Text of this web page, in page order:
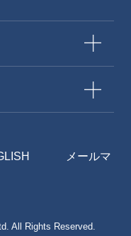
メールマ
All Rights Reserved.